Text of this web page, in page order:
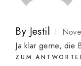
By Jestil
Ja klar gerne, die
ZUM